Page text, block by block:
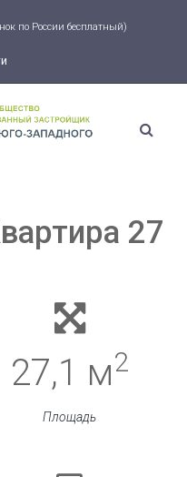
по России бесплатный)
27
27,1 м2
Площадь